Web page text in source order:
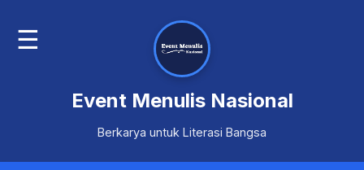
☰
Event Menulis Nasional
Berkarya untuk Literasi Bangsa